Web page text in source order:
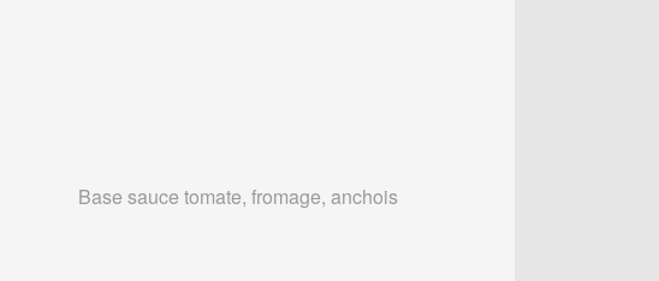
Base sauce tomate, fromage, anchois